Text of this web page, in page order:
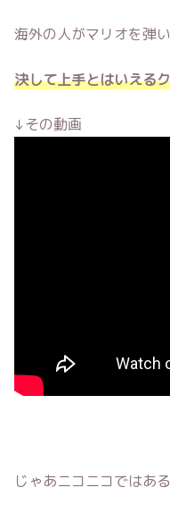
海外の人がマリオを弾
決して上手とはいえる
↓その動画
じゃあニコニコではあ